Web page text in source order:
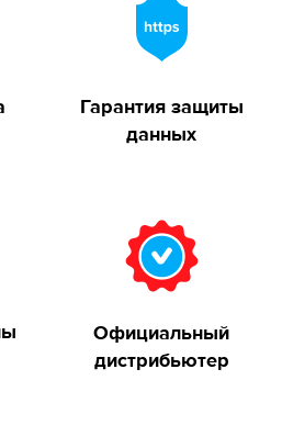
Гарантия защиты
данных
Официальный
дистрибьютер